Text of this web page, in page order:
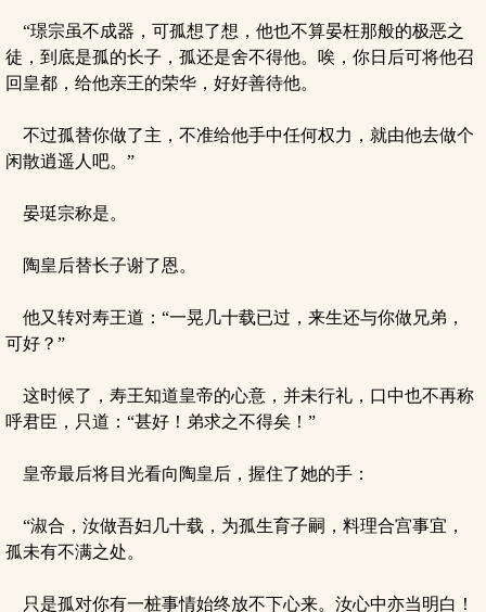
“璟宗虽不成器，可孤想了想，他也不算晏枉那般的极恶之
徒，到底是孤的长子，孤还是舍不得他。唉，你日后可将他召
回皇都，给他亲王的荣华，好好善待他。
不过孤替你做了主，不准给他手中任何权力，就由他去做个
闲散逍遥人吧。”
晏珽宗称是。
陶皇后替长子谢了恩。
他又转对寿王道：“一晃几十载已过，来生还与你做兄弟，
可好？”
这时候了，寿王知道皇帝的心意，并未行礼，口中也不再称
呼君臣，只道：“甚好！弟求之不得矣！”
皇帝最后将目光看向陶皇后，握住了她的手：
“淑合，汝做吾妇几十载，为孤生育子嗣，料理合宫事宜，
孤未有不满之处。
只是孤对你有一桩事情始终放不下心来。汝心中亦当明白！